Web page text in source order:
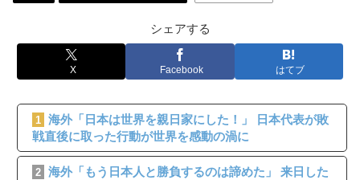
シェアする
X Facebook はてブ
1 海外「日本は世界を親日家にした！」 日本代表が敗
戦直後に取った行動が世界を感動の渦に
2 海外「もう日本人と勝負するのは諦めた」 来日した